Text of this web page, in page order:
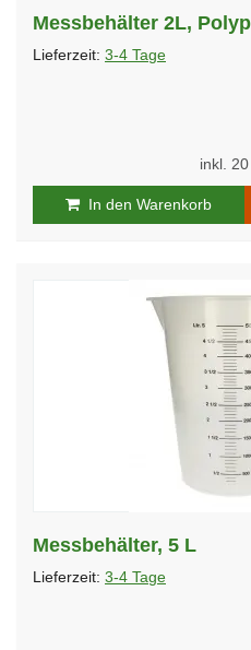
Messbehälter 2L,
Lieferzeit: 3-4 Tage
inkl.
In den Warenkorb
Messbehälter, 5 L
Lieferzeit: 3-4 Tage